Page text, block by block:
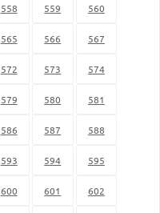
558 559 560
565 566 567
572 573 574
579 580 581
586 587 588
593 594 595
600 601 602